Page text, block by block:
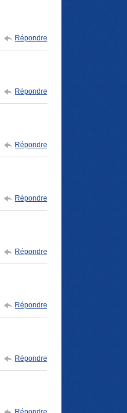
Répondre
Répondre
Répondre
Répondre
Répondre
Répondre
Répondre